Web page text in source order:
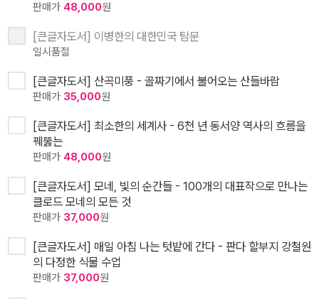
판매가 48,000원
[큰글자도서] 이병한의 대한민국 탐문
일시품절
[큰글자도서] 산곡미풍 - 골짜기에서 불어오는 산들바람
판매가 35,000원
[큰글자도서] 최소한의 세계사 - 6천 년 동서양 역사의 흐름을
꿰뚫는
판매가 48,000원
[큰글자도서] 모네, 빛의 순간들 - 100개의 대표작으로 만나는
클로드 모네의 모든 것
판매가 37,000원
[큰글자도서] 매일 아침 나는 텃밭에 간다 - 판다 할부지 강철원
의 다정한 식물 수업
판매가 37,000원